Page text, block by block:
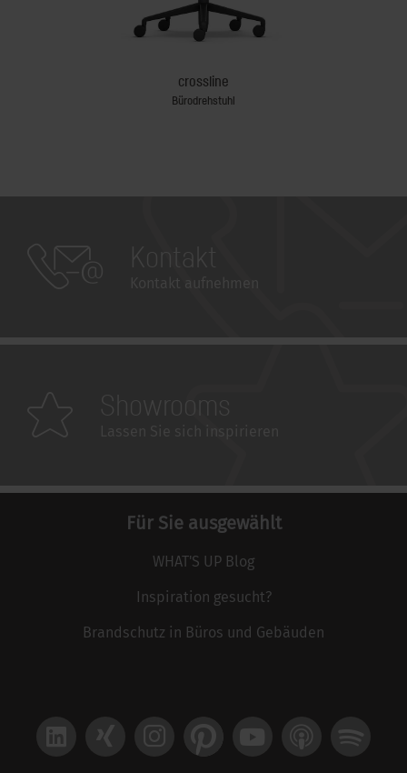
crossline
Bürodrehstuhl
Für Sie ausgewählt
WHAT'S UP Blog
Inspiration gesucht?
Brandschutz in Büros und Gebäuden
Pinterest